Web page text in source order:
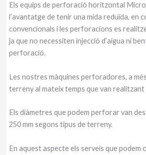
Els equips de perforació horitzontal
l’avantatge de tenir una mida reduïda, en
convencionals i les perforacions es
ja que no necessiten injecció d’aigua ni
perforació.
Les nostres màquines perforadores, a
terreny al mateix temps que van
Els diàmetres que podem perforar van des
250 mm segons tipus de terreny.
En aquest aspecte els serveis que podem